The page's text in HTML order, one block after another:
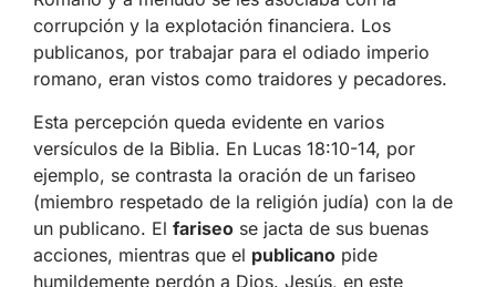
corrupción y la explotación financiera. Los
publicanos, por trabajar para el odiado imperio
romano, eran vistos como traidores y pecadores.
Esta percepción queda evidente en varios
versículos de la Biblia. En Lucas 18:10-14, por
ejemplo, se contrasta la oración de un fariseo
(miembro respetado de la religión judía) con la de
un publicano. El fariseo se jacta de sus buenas
acciones, mientras que el publicano pide
humildemente perdón a Dios. Jesús, en este